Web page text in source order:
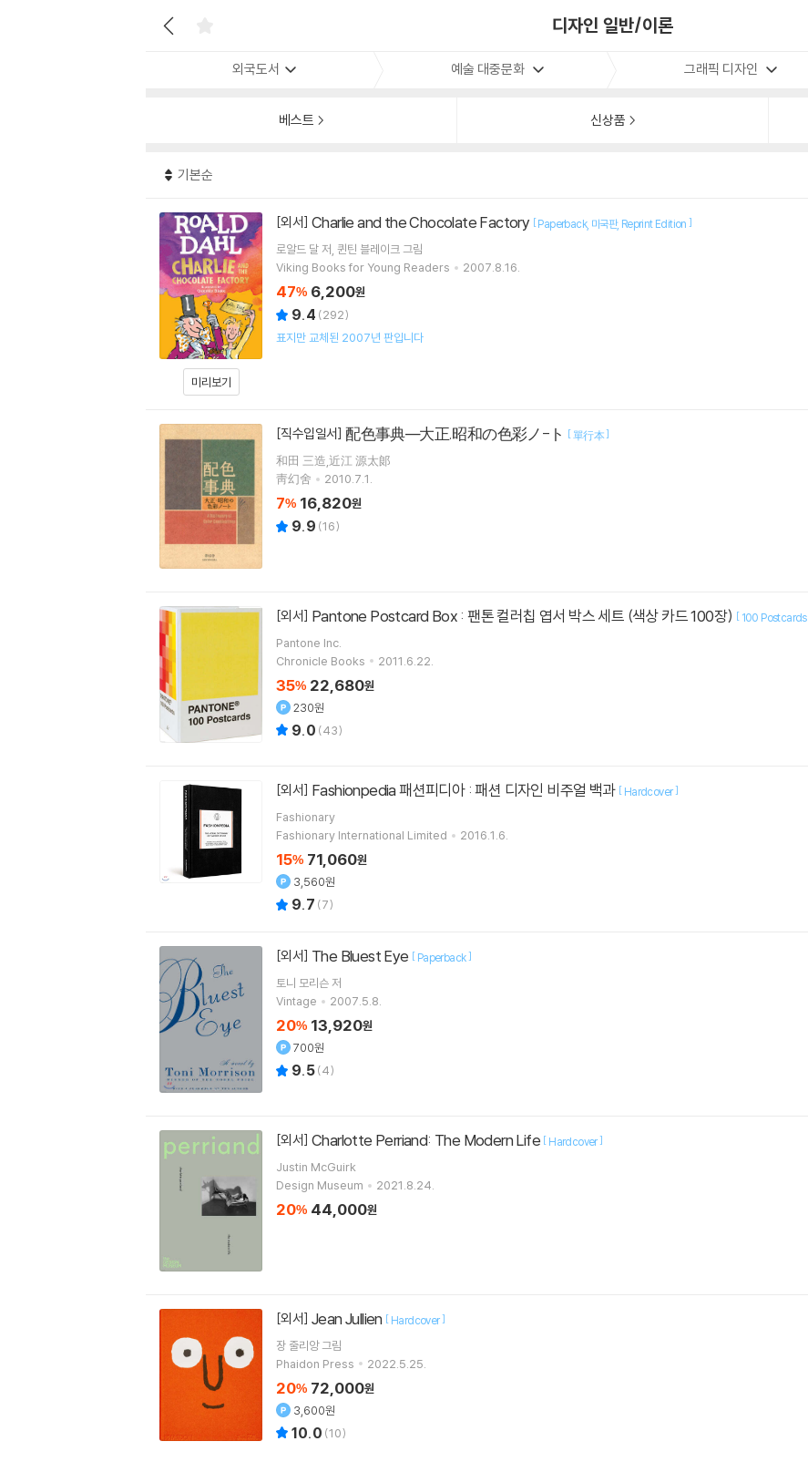
디자인 일반/이론
외국도서 예술 대중문화 그래픽 디자인
베스트 신상품
기본순
미리보기
[외서] Charlie and the Chocolate Factory [Paperback 미국판 Reprint Edition ]
로알드 달저 퀸틴 블레이크 그림
Viking Books for Young Readers
2007.8.16.
47% 6,200원
9.4 (292)
표지만 교체된 2007년 판입니다
[직수입일서] 配色事典―大正.昭和の色彩ノ-ト [單行本]
和田 三造,近江 源太郞
靑幻舍
2010.7.1.
7% 16,820원
9.9 (16)
[외서] Pantone Postcard Box : 팬톤 컬러칩 엽서 박스 세트 (색상 카드 100장) [ 100 Postcards
Pantone Inc.
Chronicle Books
2011.6.22.
35% 22,680원
230원
9.0 (43)
[외서] Fashionpedia 패션피디아 : 패션 디자인 비주얼 백과 [ Hardcover]
Fashionary
Fashionary International Limited
2016.1.6.
15% 71,060원
3,560원
9.7 (7)
[외서] The Bluest Eye [ Paperback]
토니 모리슨저
Vintage
2007.5.8.
20% 13,920원
700원
9.5(4)
[외서] Charlotte Perriand: The Modern Life [ Hardcover]
Justin McGuirk
Design Museum
2021.8.24.
20% 44,000원
[외서] Jean Jullien [ Hardcover]
장 줄리앙그림
Phaidon Press
2022.5.25.
20% 72,000원
3,600원
10.0 (10)